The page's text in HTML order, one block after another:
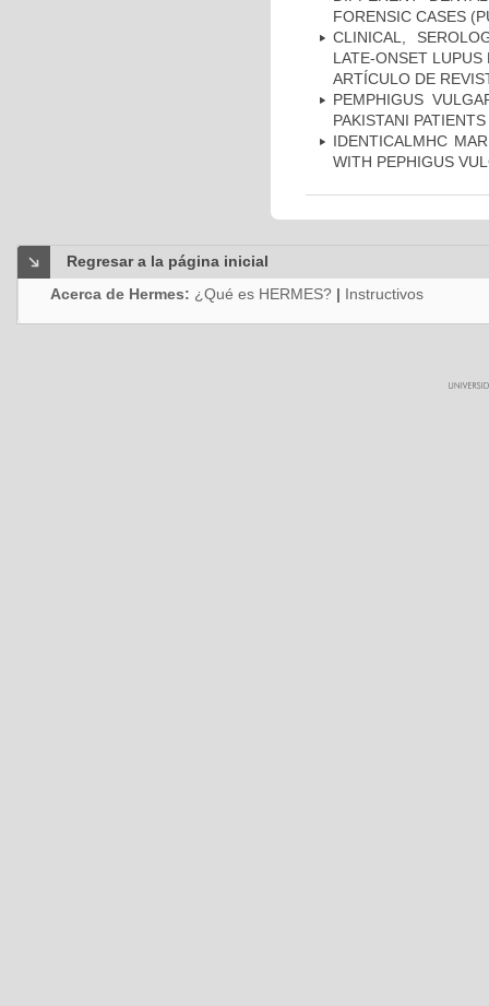
FORENSIC CASES
CLINICAL,
LATE-ONSET
ARTÍCULO DE
PEMPHIGUS
PAKISTANI
IDENTICALMHC
WITH PEPHIGUS
Regresar a la página inicial
Acerca de Hermes: ¿Qué es HERMES? | Instructivos